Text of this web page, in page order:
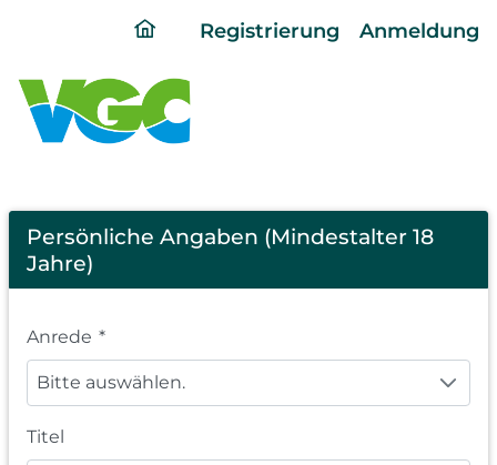
ding
page
Registrierung Anmeldung
Registration
Persönliche Angaben (Mindestalter 18
Jahre)
Anrede *
Bitte auswählen.
Titel